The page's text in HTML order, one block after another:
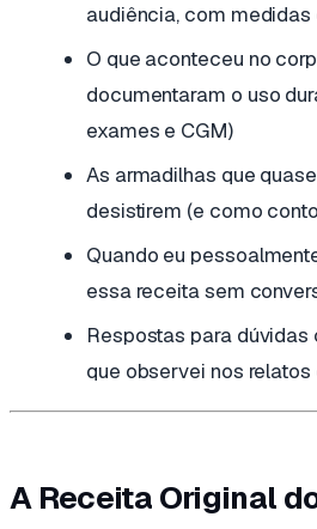
audiência, com medidas
O que aconteceu no
documentaram o uso
exames e CGM)
As armadilhas que
desistirem (e como
Quando eu
essa receita sem
Respostas para
que observei nos relatos
A Receita Original